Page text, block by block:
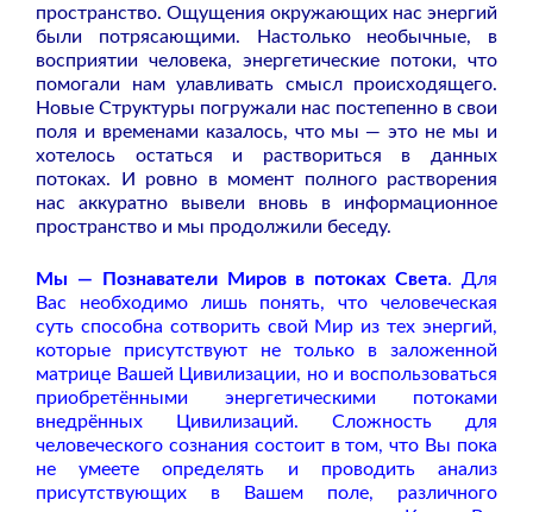
пространство. Ощущения окружающих нас энергий
были потрясающими. Настолько необычные, в
восприятии человека, энергетические потоки, что
помогали нам улавливать смысл происходящего.
Новые Структуры погружали нас постепенно в свои
поля и временами казалось, что мы — это не мы и
хотелось остаться и раствориться в данных
потоках. И ровно в момент полного растворения
нас аккуратно вывели вновь в информационное
пространство и мы продолжили беседу.
Мы — Познаватели Миров в потоках Света. Для
Вас необходимо лишь понять, что человеческая
суть способна сотворить свой Мир из тех энергий,
которые присутствуют не только в заложенной
матрице Вашей Цивилизации, но и воспользоваться
приобретёнными энергетическими потоками
внедрённых Цивилизаций. Сложность для
человеческого сознания состоит в том, что Вы пока
не умеете определять и проводить анализ
присутствующих в Вашем поле, различного